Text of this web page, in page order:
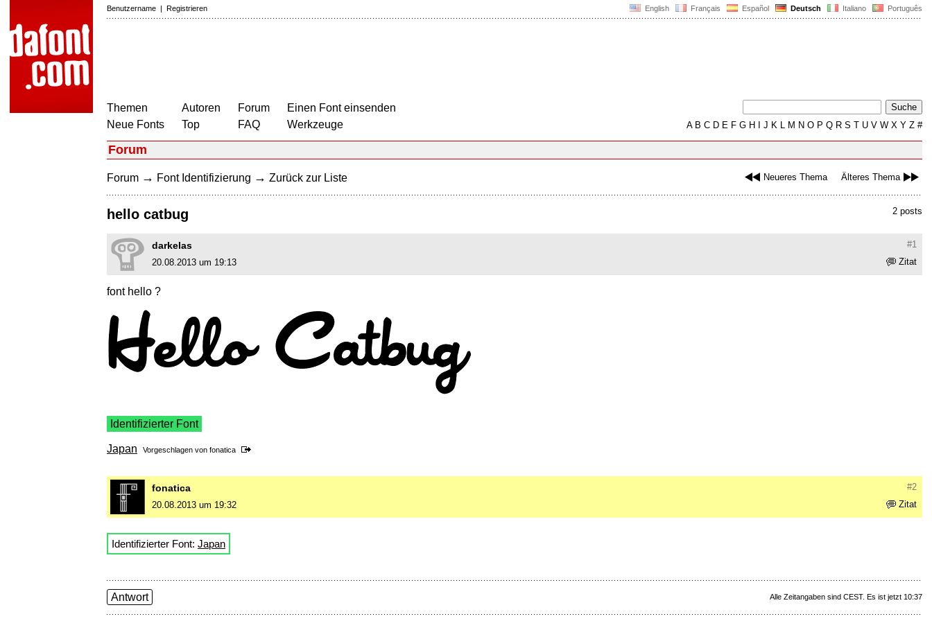
English Français Español Deutsch Italiano Português
Benutzername | Registrieren
Themen
Neue Fonts
Autoren
Top
Forum
FAQ
Einen Font einsenden
Werkzeuge
AB C D E F G H J K L M N O P Q R S T U V W X Y Z #
Forum
Neueres Thema Älteres Thema
Forum → Font Identifizierung → Zurück zur Liste
2 posts
hello catbug
#1
darkelas
Zitat
20.08.2013 um 19:13
font hello ?
Identifizierter Font
Japan Vorgeschlagen von fonatica
#2
fonatica
Zitat
20.08.2013 um 19:32
Identifizierter Font: Japan
Alle Zeitangaben sind CEST. Es ist jetzt 10:37
Antwort